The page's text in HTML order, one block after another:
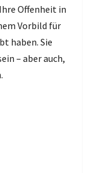
Offenheit in
Vorbild für
haben. Sie
– aber auch,